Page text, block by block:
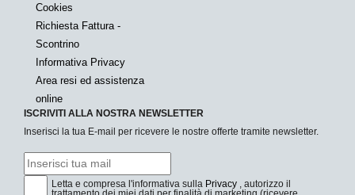
Cookies
Richiesta Fattura -
Scontrino
Informativa Privacy
Area resi ed assistenza
online
ISCRIVITI ALLA NOSTRA NEWSLETTER
Inserisci la tua E-mail per ricevere le nostre offerte tramite newsletter.
Letta e compresa l'informativa sulla Privacy , autorizzo il